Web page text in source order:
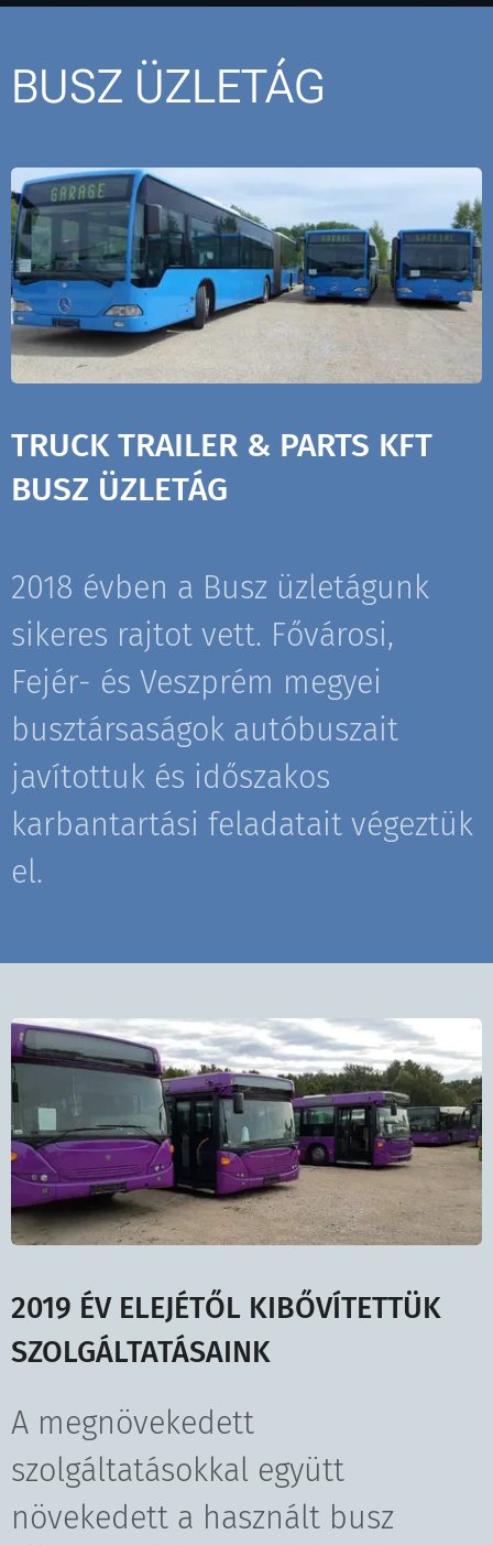
BUSZ ÜZLETÁG
TRUCK TRAILER & PARTS KFT
BUSZ ÜZLETÁG
2018 évben a Busz üzletágunk
sikeres rajtot vett. Fővárosi,
Fejér- és Veszprém megyei
busztársaságok autóbuszait
javítottuk és időszakos
karbantartási feladatait végeztük
el.
2019 ÉV ELEJÉTŐL KIBŐVÍTETTÜK
SZOLGÁLTATÁSAINK
A megnövekedett
szolgáltatásokkal együtt
növekedett a használt busz